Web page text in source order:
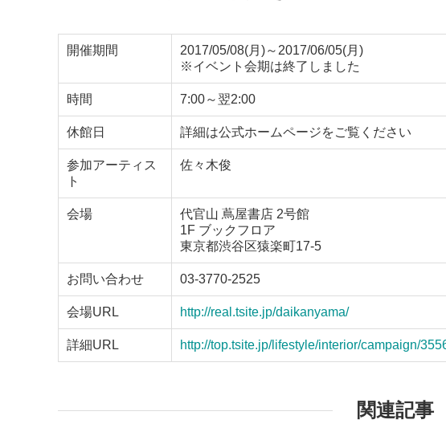
開催期間
2017/05/08(月)～2017/06/05(月)
※イベント会期は終了しました
時間 7:00～翌2:00
休館日 詳細は公式ホームページをご覧ください
参加アーティス
ト
佐々木俊
会場
代官山 蔦屋書店 2号館
1F ブックフロア
東京都渋谷区猿楽町17-5
お問い合わせ 03-3770-2525
会場URL http://real.tsite.jp/daikanyama/
詳細URL http://top.tsite.jp/lifestyle/interior/campaign/
関連記事